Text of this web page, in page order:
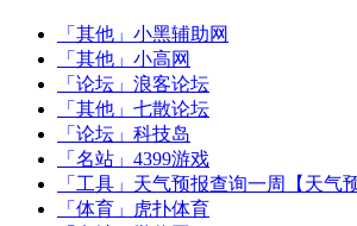
「其他」 小黑辅助网
「其他」 小高网
「论坛」 浪客论坛
「其他」 七散论坛
「论坛」 科技岛
「名站」 4399游戏
「工具」 天气预报查询一周【天气
「体育」
虎扑体育